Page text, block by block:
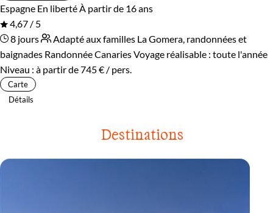
Espagne En liberté À partir de 16 ans
4,67 / 5
8 jours
Adapté aux familles La Gomera, randonnées et
baignades Randonnée CanariesVoyage réalisable : toute l'année
Niveau : à partir de745 € / pers.
Carte
Détails
Destinations